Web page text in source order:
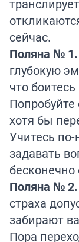
сейчас.
Поляна № 1.
глубокую
что
хотя бы
Учитесь
задавать
бесконечно
Поляна № 2.
страха
забирают
Пора